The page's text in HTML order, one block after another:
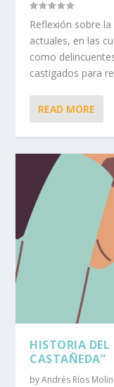
Reflexión sobre
actuales, en las
como
castigados para
READ MORE
HISTORIA
CASTAÑEDA”
byAndrés Ríos